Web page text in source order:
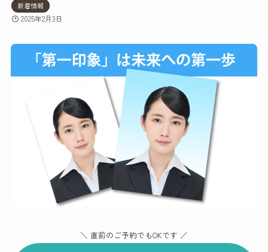
新着情報
2025年2月3日
＼ 直前のご予約でもOKです ／